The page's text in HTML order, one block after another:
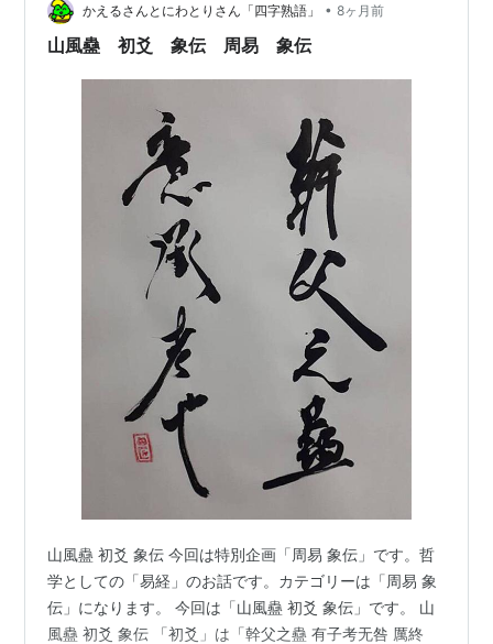
それを焦るな、と言うことです。先を焦っても仕方ない
ので、厳しくしすぎるなという意もあります。 「母」っ
かえるさんとにわとりさん「四字熟語」 • 8ヶ月前
山風蠱 初爻 象伝 周易 象伝
山風蠱 初爻 象伝 今回は特別企画「周易 象伝」です。哲
学としての「易経」のお話です。カテゴリーは「周易 象
伝」になります。 今回は「山風蠱 初爻 象伝」です。 山
風蠱 初爻 象伝 「初爻」は「幹父之蠱 有子考无咎 厲終